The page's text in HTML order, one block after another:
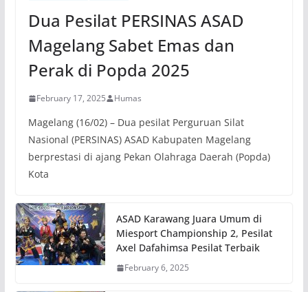
Dua Pesilat PERSINAS ASAD
Magelang Sabet Emas dan
Perak di Popda 2025
February 17, 2025 Humas
Magelang (16/02) – Dua pesilat Perguruan Silat
Nasional (PERSINAS) ASAD Kabupaten Magelang
berprestasi di ajang Pekan Olahraga Daerah (Popda)
Kota
ASAD Karawang Juara Umum di
Miesport Championship 2, Pesilat
Axel Dafahimsa Pesilat Terbaik
February 6, 2025